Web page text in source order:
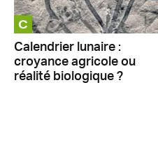
C
Calendrier lunaire :
croyance agricole ou
réalité biologique ?